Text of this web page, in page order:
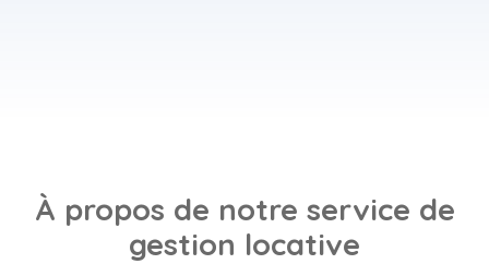
À propos de notre service de
gestion locative